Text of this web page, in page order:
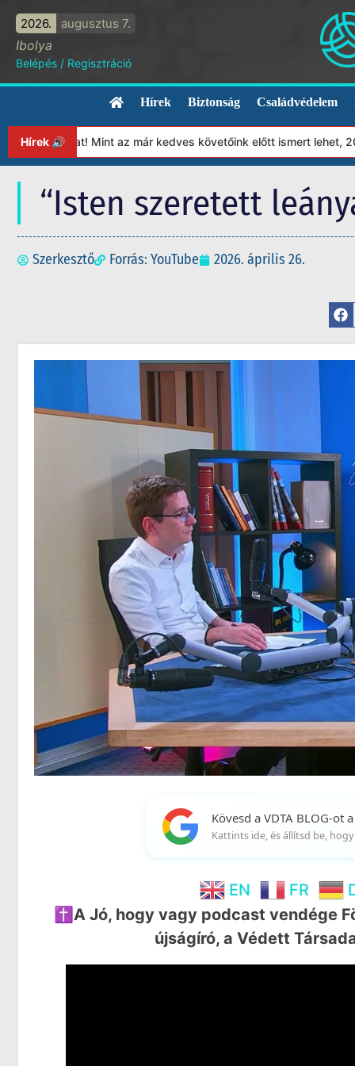
2026. augusztus 7.
Ibolya
Belépés / Regisztráció
Hírek Biztonság Családvédelem
Hírek 🔊Mint az már kedves követőink előtt ismert lehet, 2023-tól
“Isten szeretett
Szerkesztő Forrás: YouTube 2026. április 26.
Kövesd a VDTA BLOG-ot
Kattints ide, és állítsd be,
EN FR
✝️A Jó, hogy vagy podcast vendége
újságíró, a Védett